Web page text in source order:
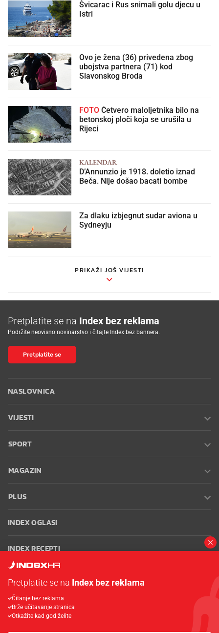
Švicarac i Rus snimali golu djecu u
Istri
Ovo je žena (36) privedena zbog
ubojstva partnera (71) kod
Slavonskog Broda
FOTO
betonskoj ploči koja se urušila u
Rijeci
KALENDAR
D’Annunzio je 1918. doletio iznad
Beča. Nije došao bacati bombe
Za dlaku izbjegnut sudar aviona u
Sydneyju
PRIKAŽI JOŠ VIJESTI
Pretplatite se na Index bez reklama
Podržite neovisno novinarstvo i čitajte Index bez bannera.
Pretplatite se
NASLOVNICA
VIJESTI
SPORT
MAGAZIN
PLUS
INDEX OGLASI
INDEX RECEPTI
Oglašavanje Zaposli se na Indexu
korištenja
Postavke kolačića
Pretplatite se na Index bez reklama
Čitanje bez reklama
Brže učitavanje stranica
Otkažite kad god želite